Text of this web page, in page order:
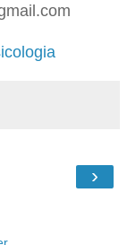
›